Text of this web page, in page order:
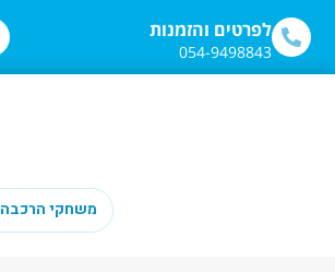
לפרטים והזמנות
054-9498843
משחקי הרכבה